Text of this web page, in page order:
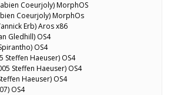
Coeurjoly) MorphOS
Coeurjoly) MorphOs
Erb) Aros x86
Gledhill) OS4
OS4
Steffen Haeuser) OS4
Steffen Haeuser) OS4
Haeuser) OS4
OS4